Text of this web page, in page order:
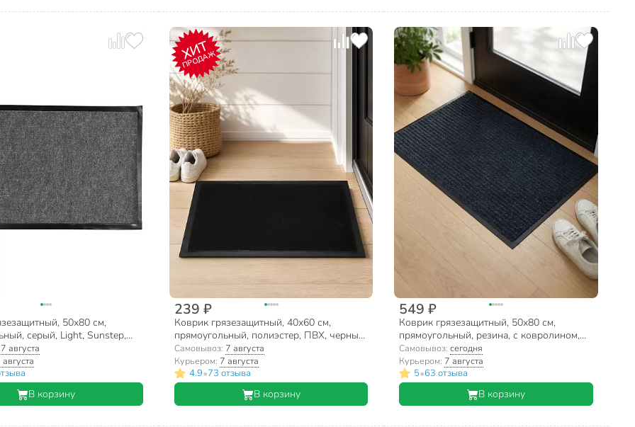
50х80 см,
серый, Light, Sunstep,
7 августа
августа
В корзину
ХИТ
ПРОДАЖ
239 ₽
Коврик грязезащитный, 40х60 см,
прямоугольный, полиэстер, ПВХ, черный,
Light, Sunstep, 35-503
Самовывоз: 7 августа
Курьером: 7 августа
4.9•73 отзыва
В корзину
549 ₽
Коврик грязезащитный, 50х80 см,
прямоугольный, резина, с ковролином,
серый, Floor mat Комфорт, ComeForte,
XT-3003
Самовывоз:сегодня
Курьером: 7 августа
5•63 отзыва
В корзину